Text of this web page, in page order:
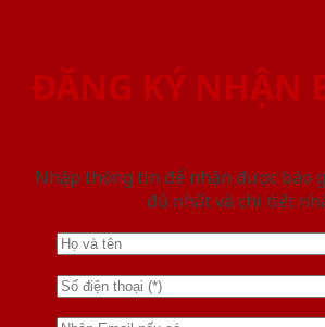
ĐĂNG KÝ NHẬN
Nhập thông tin để nhận được báo
đủ nhất và chi tiết